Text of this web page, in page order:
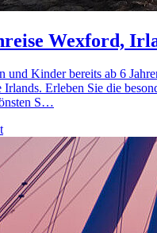
Wexford,
und Kinder bereits ab 6
Erleben Sie die
S…